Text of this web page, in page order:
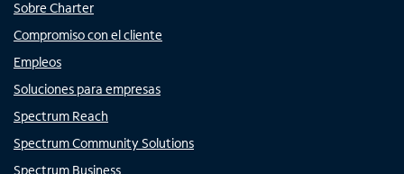
Sobre Charter
Compromiso con el cliente
Empleos
Soluciones para empresas
Spectrum Reach
Spectrum Community Solutions
Spectrum Business